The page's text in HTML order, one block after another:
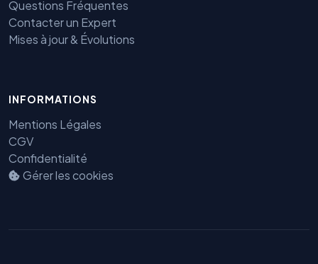
Questions Fréquentes
Contacter un Expert
Mises à jour & Évolutions
INFORMATIONS
Mentions Légales
CGV
Confidentialité
Gérer les cookies